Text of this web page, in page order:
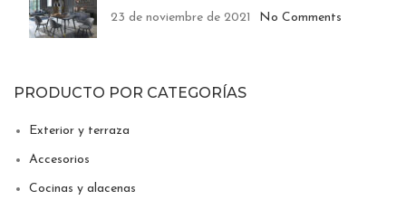
23 de noviembre de 2021
No Comments
PRODUCTO POR CATEGORÍAS
Exterior y terraza
Accesorios
Cocinas y alacenas